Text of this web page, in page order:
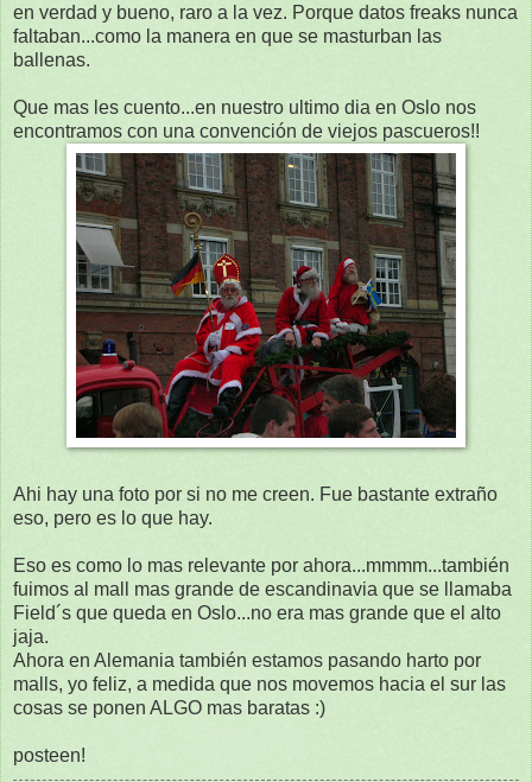
en verdad y bueno, raro a la vez. Porque datos freaks nunca
faltaban...como la manera en que se masturban las
ballenas.
Que mas les cuento...en nuestro ultimo dia en Oslo nos
encontramos con una convención de viejos pascueros!!
Ahi hay una foto por si no me creen. Fue bastante extraño
eso, pero es lo que hay.
Eso es como lo mas relevante por ahora...mmmm...también
fuimos al mall mas grande de escandinavia que se llamaba
Field´s que queda en Oslo...no era mas grande que el alto
jaja.
Ahora en Alemania también estamos pasando harto por
malls, yo feliz, a medida que nos movemos hacia el sur las
cosas se ponen ALGO mas baratas :)
posteen!